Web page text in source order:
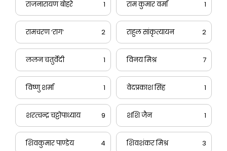
राजनारायण बोहरे 1 राम कुमार वर्मा 1
रामचरण ‘राग’ 2 राहुल सांकृत्यायन 2
ललन चतुर्वेदी 1 विनय मिश्र 7
विष्णु शर्मा 1 वेदप्रकाश सिंह 1
शरत्चन्द्र चट्टोपाध्याय 9 शशि जैन 1
शिवकुमार पाण्डेय 4 शिवशंकर मिश्र 3